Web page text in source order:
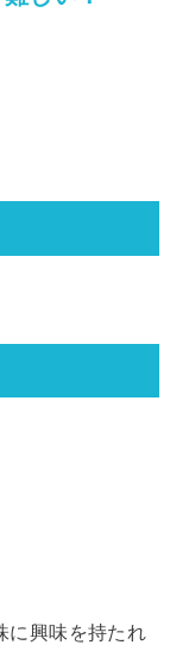
に興味を持たれ